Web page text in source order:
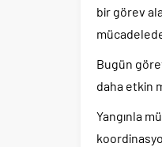
bir görev
Bugün
daha etkin
Yangınla